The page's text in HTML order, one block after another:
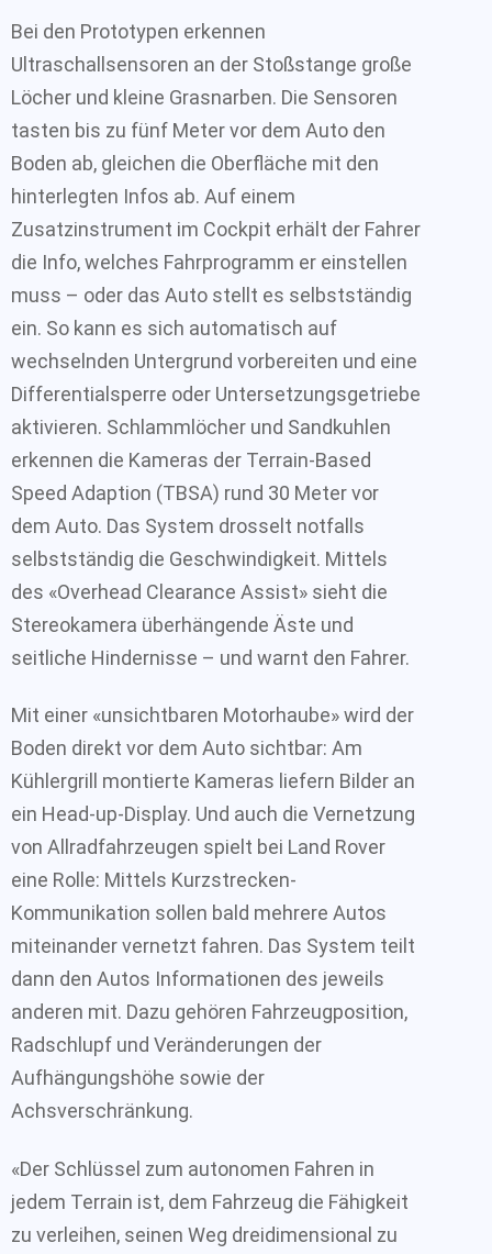
Bei den Prototypen erkennen
Ultraschallsensoren an der Stoßstange große
Löcher und kleine Grasnarben. Die Sensoren
tasten bis zu fünf Meter vor dem Auto den
Boden ab, gleichen die Oberfläche mit den
hinterlegten Infos ab. Auf einem
Zusatzinstrument im Cockpit erhält der Fahrer
die Info, welches Fahrprogramm er einstellen
muss – oder das Auto stellt es selbstständig
ein. So kann es sich automatisch auf
wechselnden Untergrund vorbereiten und eine
Differentialsperre oder Untersetzungsgetriebe
aktivieren. Schlammlöcher und Sandkuhlen
erkennen die Kameras der Terrain-Based
Speed Adaption (TBSA) rund 30 Meter vor
dem Auto. Das System drosselt notfalls
selbstständig die Geschwindigkeit. Mittels
des «Overhead Clearance Assist» sieht die
Stereokamera überhängende Äste und
seitliche Hindernisse – und warnt den Fahrer.
Mit einer «unsichtbaren Motorhaube» wird der
Boden direkt vor dem Auto sichtbar: Am
Kühlergrill montierte Kameras liefern Bilder an
ein Head-up-Display. Und auch die Vernetzung
von Allradfahrzeugen spielt bei Land Rover
eine Rolle: Mittels Kurzstrecken-
Kommunikation sollen bald mehrere Autos
miteinander vernetzt fahren. Das System teilt
dann den Autos Informationen des jeweils
anderen mit. Dazu gehören Fahrzeugposition,
Radschlupf und Veränderungen der
Aufhängungshöhe sowie der
Achsverschränkung.
«Der Schlüssel zum autonomen Fahren in
jedem Terrain ist, dem Fahrzeug die Fähigkeit
zu verleihen, seinen Weg dreidimensional zu